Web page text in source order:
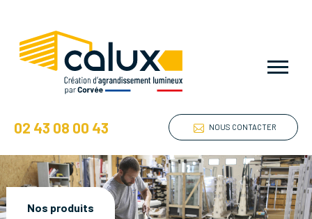
02 43 08 00 43 NOUS CONTACTER
Nos produits